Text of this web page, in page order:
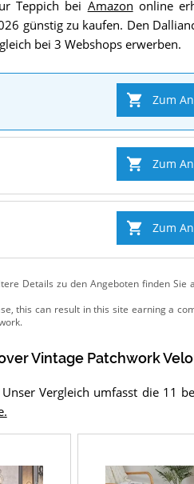
Teppich bei Amazon online
günstig zu kaufen. Den
bei 3 Webshops erwerben.
Zum
Zum
Zum
Details zu den Angebotenfinden Sie
Vintage Patchwork
Vergleich umfasst die 11